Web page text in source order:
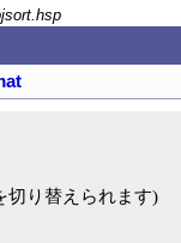
切り替えられます)